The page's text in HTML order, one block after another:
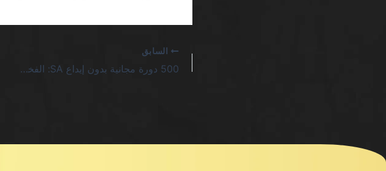
السابق
500 دورة مجانية بدون إيداع SA: الفخاخ التي لا تنتهي في عالم الكازينوهات الرقمية